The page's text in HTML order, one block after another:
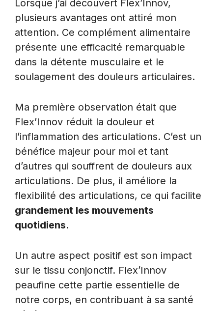
Lorsque j’ai découvert Flex’Innov,
plusieurs avantages ont attiré mon
attention. Ce complément alimentaire
présente une efficacité remarquable
dans la détente musculaire et le
soulagement des douleurs articulaires.
Ma première observation était que
Flex’Innov réduit la douleur et
l’inflammation des articulations. C’est un
bénéfice majeur pour moi et tant
d’autres qui souffrent de douleurs aux
articulations. De plus, il améliore la
flexibilité des articulations, ce qui facilite
grandement les mouvements
quotidiens.
Un autre aspect positif est son impact
sur le tissu conjonctif. Flex’Innov
peaufine cette partie essentielle de
notre corps, en contribuant à sa santé